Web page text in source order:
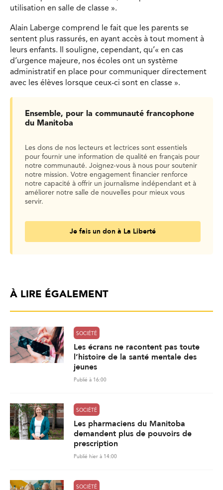
utilisation en salle de classe ».
Alain Laberge comprend le fait que les parents se
sentent plus rassurés, en ayant accès à tout moment à
leurs enfants. Il souligne, cependant, qu’« en cas
d’urgence majeure, nos écoles ont un système
administratif en place pour communiquer directement
avec les élèves lorsque ceux-ci sont en classe ».
Ensemble, pour la communauté francophone
du Manitoba
Les dons de nos lecteurs et lectrices sont essentiels
pour fournir une information de qualité en français pour
notre communauté. Joignez-vous à nous pour soutenir
notre mission. Votre engagement financier renforce
notre capacité à offrir un journalisme indépendant et à
améliorer notre salle de nouvelles pour mieux vous
servir.
Je fais un don à La Liberté
À LIRE ÉGALEMENT
SOCIÉTÉ
Les écrans ne racontent pas toute
l’histoire de la santé mentale des
jeunes
Publié à 16:00
SOCIÉTÉ
Les pharmaciens du Manitoba
demandent plus de pouvoirs de
prescription
Publié hier à 14:00
SOCIÉTÉ